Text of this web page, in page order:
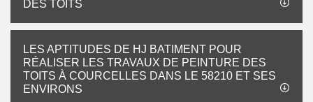
DES TOITS
LES APTITUDES DE HJ BATIMENT POUR
RÉALISER LES TRAVAUX DE PEINTURE DES
TOITS À COURCELLES DANS LE 58210 ET SES
ENVIRONS